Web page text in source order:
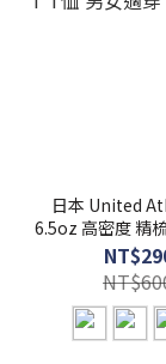
日本 United
6.5oz 高密度 精
T T恤 男女適穿